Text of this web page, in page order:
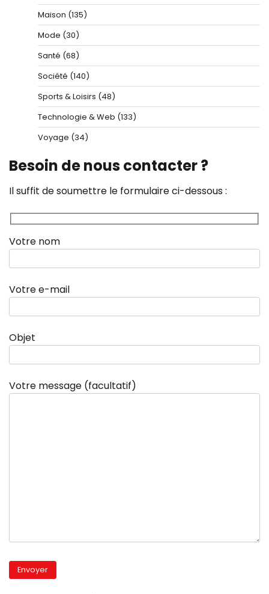
Maison (135)
Mode (30)
Santé (68)
Société (140)
Sports & Loisirs (48)
Technologie & Web (133)
Voyage (34)
Besoin de nous contacter ?
Il suffit de soumettre le formulaire ci-dessous :
Votre nom
Votre e-mail
Objet
Votre message (facultatif)